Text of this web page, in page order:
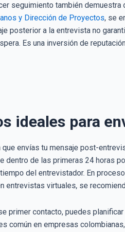
seguimiento también
y Dirección de Proyectos, se
posterior a la entrevista no
Es una inversión de
ideales para
que envías tu mensaje post-
dentro de las primeras 24 horas
del entrevistador. En
entrevistas virtuales, se
primer contacto, puedes
común en empresas